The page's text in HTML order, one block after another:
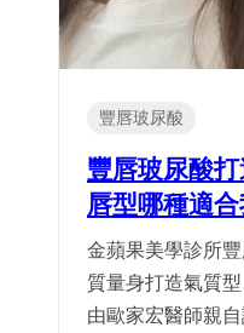
豐唇玻尿酸
豐唇玻尿酸
唇型哪種適
金蘋果美學診所
質量身打造氣質
由歐家宏醫師親